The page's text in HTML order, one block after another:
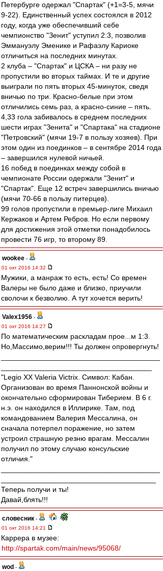
Петербурге одержал "Спартак" (+1=3-5, мячи
9-22). Единственный успех состоялся в 2012
году, когда уже обеспечивший себе
чемпионство "Зенит" уступил 2:3, позволив
Эммануэлу Эменике и Рафаэлу Кариоке
отличиться на последних минутах.
2 клуба – "Спартак" и ЦСКА – ни разу не
пропустили во вторых таймах. И те и другие
выиграли по пять вторых 45-минуток, сведя
вничью по три. Красно-белые при этом
отличились семь раз, а красно-синие – пять.
4,33 гола забивалось в среднем последних
шести играх "Зенита" и "Спартака" на стадионе
"Петровский" (мячи 19-7 в пользу хозяев). При
этом один из поединков – в сентябре 2014 года
– завершился нулевой ничьей.
16 побед в поединках между собой в
чемпионате России одержали "Зенит" и
"Спартак". Еще 12 встреч завершились вничью
(мячи 70-66 в пользу питерцев).
99 голов пропустили в премьер-лиге Михаил
Кержаков и Артем Ребров. Но если первому
для достижения этой отметки понадобилось
провести 76 игр, то второму 89.
wookee -
01 окт 2016 14:32
Мужики, а манраж то есть, есть! Со времен
Валеры не было даже и близко, приучили
сволочи к безволию. А тут хочется верить!
Valex1956 -
01 окт 2016 14:27
По математическим раскладам прое...м 1:3.
Но,Массимо,верим!!! Ты должен опровергнуть!
"Legio XX Valeria Victrix. Символ: Кабан.
Организован во время Паннонской войны и
окончательно сформирован Тиберием. В 6 г.
н.э. он находился в Иллирике. Там, под
командованием Валерия Мессалина, он
сначала потерпел поражение, но затем
устроил страшную резню врагам. Мессалин
получил по этому случаю консульские
отличия."
Теперь получи и ты!
Давай,блять!!!
словесник -
01 окт 2016 14:21
Каррера в музее:
http://spartak.com/main/news/95068/
wod -